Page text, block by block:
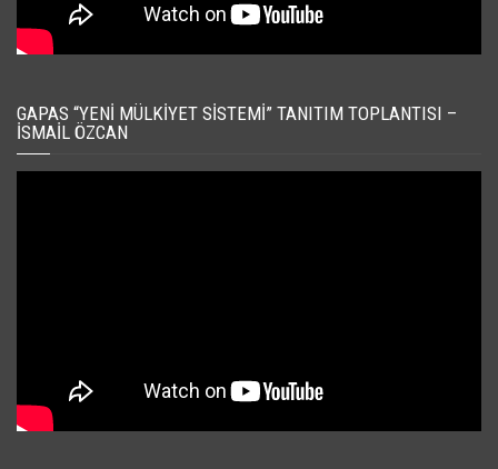
GAPAS “YENI MÜLKIYET SISTEMI” TANITIM TOPLANTISI –
İSMAIL ÖZCAN